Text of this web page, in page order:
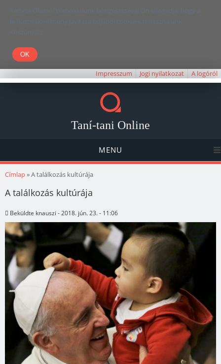
Kedves Olvasó! Weboldalunk böngészésével Ön elfogadja, hogy a
felhasználói élmény javítása céljából cookie-kat használunk.
Köszönjük!
Impresszum Jogi nyilatkozat A logóról
Taní-tani Online
MENU
Jelenlegi hely
Címlap» A találkozás kultúrája
A találkozás kultúrája
Beküldte knauszi - 2018. jún. 23. - 11:06